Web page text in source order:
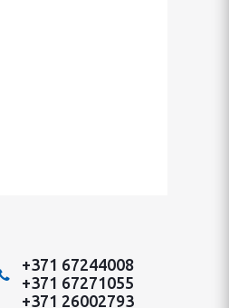
+371 67244008
+371 67271055
+371 26002793